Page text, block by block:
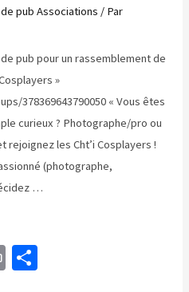
pub Associations / Par
pub pour un rassemblement de
»
378369643790050 « Vous êtes
curieux ? Photographe/pro ou
rejoignez les Cht’i Cosplayers !
(photographe,
…
Pr